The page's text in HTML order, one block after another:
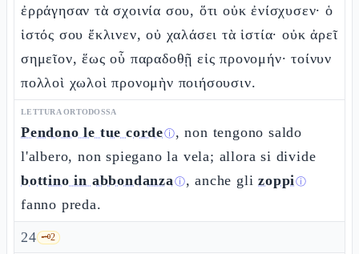
ἐρράγησαν τὰ σχοινία σου, ὅτι οὐκ ἐνίσχυσεν· ὁ
ἱστός σου ἔκλινεν, οὐ χαλάσει τὰ ἱστία· οὐκ ἀρεῖ
σημεῖον, ἕως οὗ παραδοθῇ εἰς προνομήν· τοίνυν
πολλοὶ χωλοὶ προνομὴν ποιήσουσιν.
LETTURA ORTODOSSA
Pendono le tue cordeⓘ, non tengono saldo
l'albero, non spiegano la vela; allora si divide
bottino in abbondanzaⓘ, anche glizoppiⓘ
fanno preda.
24 🗝️2